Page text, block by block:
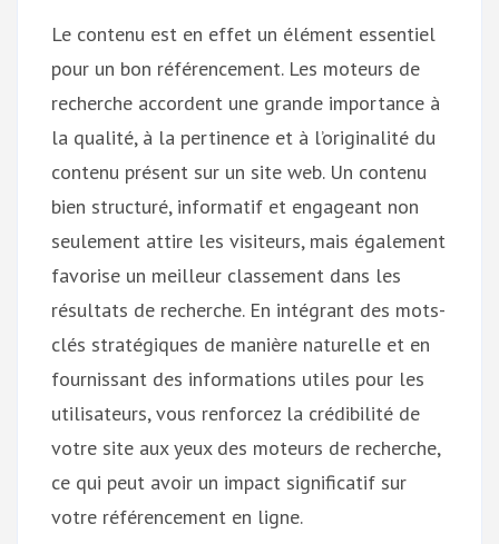
Le contenu est en effet un élément essentiel
pour un bon référencement. Les moteurs de
recherche accordent une grande importance à
la qualité, à la pertinence et à l’originalité du
contenu présent sur un site web. Un contenu
bien structuré, informatif et engageant non
seulement attire les visiteurs, mais également
favorise un meilleur classement dans les
résultats de recherche. En intégrant des mots-
clés stratégiques de manière naturelle et en
fournissant des informations utiles pour les
utilisateurs, vous renforcez la crédibilité de
votre site aux yeux des moteurs de recherche,
ce qui peut avoir un impact significatif sur
votre référencement en ligne.